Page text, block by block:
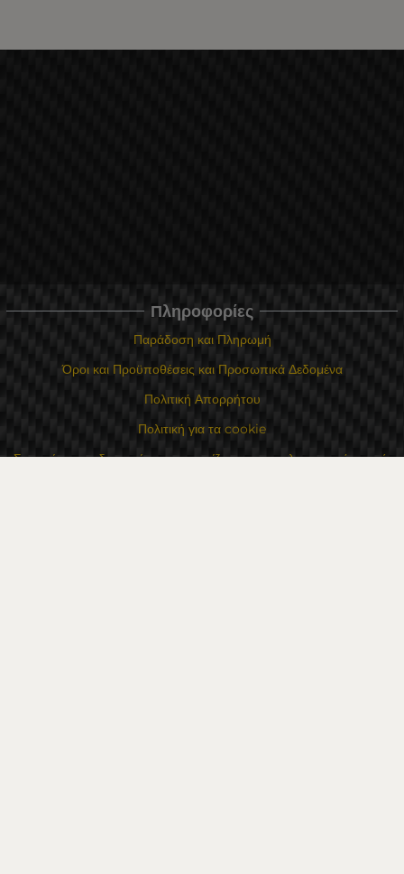
Πληροφορίες
Παράδοση και Πληρωμή
Όροι και Προϋποθέσεις και Προσωπικά Δεδομένα
Πολιτική Απορρήτου
Πολιτική για τα cookie
Σε περίπτωση διαφωνίας που σχετίζεται με μια ηλεκτρονική αγορά,